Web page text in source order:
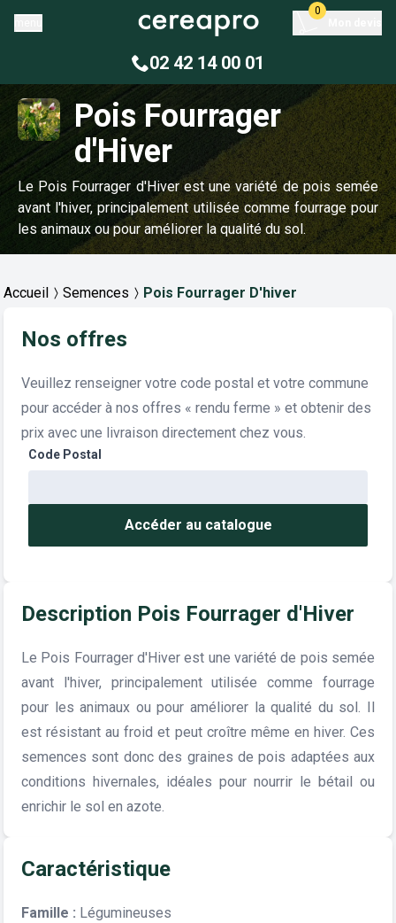
0
02 42 14 00 01
Pois Fourrager
d'Hiver
Le Pois Fourrager d'Hiver est une variété de pois semée
avant l'hiver, principalement utilisée comme fourrage pour
les animaux ou pour améliorer la qualité du sol.
Accueil Semences Pois Fourrager D'hiver
Nos offres
Veuillez renseigner votre code postal et votre commune
pour accéder à nos offres « rendu ferme » et obtenir des
prix avec une livraison directement chez vous.
Code Postal
Accéder au catalogue
Description Pois Fourrager d'Hiver
Le Pois Fourrager d'Hiver est une variété de pois semée
avant l'hiver, principalement utilisée comme fourrage
pour les animaux ou pour améliorer la qualité du sol. Il
est résistant au froid et peut croître même en hiver. Ces
semences sont donc des graines de pois adaptées aux
conditions hivernales, idéales pour nourrir le bétail ou
enrichir le sol en azote.
Caractéristique
Famille : Légumineuses